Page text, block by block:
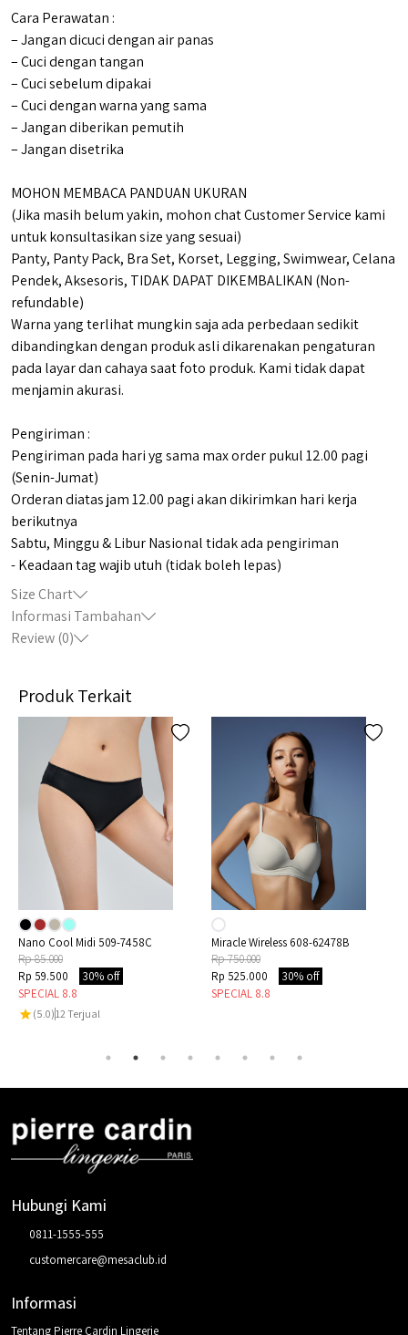
Cara Perawatan :
– Jangan dicuci dengan air panas
– Cuci dengan tangan
– Cuci sebelum dipakai
– Cuci dengan warna yang sama
– Jangan diberikan pemutih
– Jangan disetrika
MOHON MEMBACA PANDUAN UKURAN
(Jika masih belum yakin, mohon chat Customer Service kami
untuk konsultasikan size yang sesuai)
Panty, Panty Pack, Bra Set, Korset, Legging, Swimwear, Celana
Pendek, Aksesoris, TIDAK DAPAT DIKEMBALIKAN (Non-
refundable)
Warna yang terlihat mungkin saja ada perbedaan sedikit
dibandingkan dengan produk asli dikarenakan pengaturan
pada layar dan cahaya saat foto produk. Kami tidak dapat
menjamin akurasi.
Pengiriman :
Pengiriman pada hari yg sama max order pukul 12.00 pagi
(Senin-Jumat)
Orderan diatas jam 12.00 pagi akan dikirimkan hari kerja
berikutnya
Sabtu, Minggu & Libur Nasional tidak ada pengiriman
- Keadaan tag wajib utuh (tidak boleh lepas)
Size Chart
Informasi Tambahan
Review (0)
Produk Terkait
Nano Cool Midi 509-7458C
Rp 85.000
Rp 59.500
30% off
SPECIAL 8.8
(5.0)12Terjual
Miracle Wireless 608-62478B
Rp 750.000
Rp 525.000
30% off
SPECIAL 8.8
Hubungi Kami
0811-1555-555
customercare@mesaclub.id
Informasi
Tentang Pierre Cardin Lingerie